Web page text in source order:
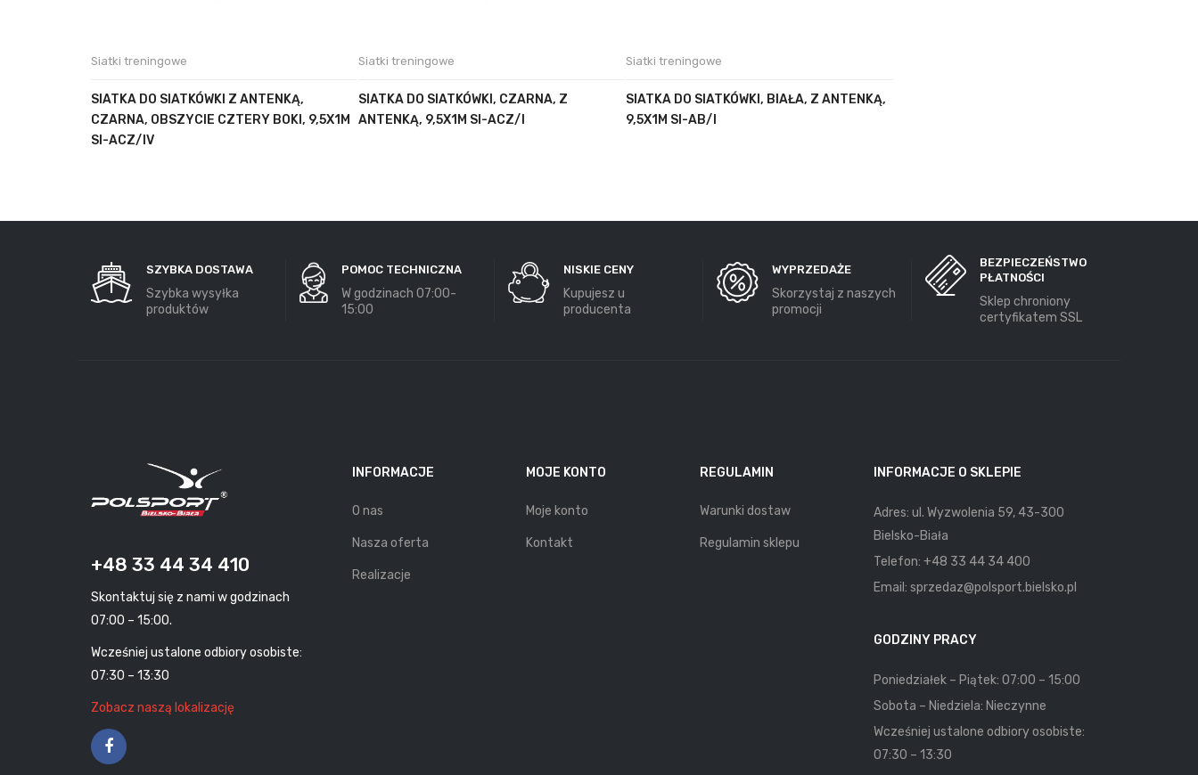
Siatki treningowe
SIATKA DO SIATKÓWKI Z ANTENKĄ,
CZARNA, OBSZYCIE CZTERY BOKI, 9,5X1M
SI-ACZ/IV
Siatki treningowe
SIATKA DO SIATKÓWKI, CZARNA, Z
ANTENKĄ, 9,5X1M SI-ACZ/I
Siatki treningowe
SIATKA DO SIATKÓWKI, BIAŁA, Z ANTENKĄ,
9,5X1M SI-AB/I
SZYBKA DOSTAWA
Szybka wysyłka
produktów
POMOC TECHNICZNA
W godzinach 07:00-
15:00
NISKIE CENY
Kupujesz u
producenta
WYPRZEDAŻE
Skorzystaj z naszych
promocji
BEZPIECZEŃSTWO
PŁATNOŚCI
Sklep chroniony
certyfikatem SSL
+48 33 44 34 410
Skontaktuj się z nami w godzinach
07:00 – 15:00.
Wcześniej ustalone odbiory osobiste:
07:30 – 13:30
Zobacz naszą lokalizację
INFORMACJE
O nas
Nasza oferta
Realizacje
MOJE KONTO
Moje konto
Kontakt
REGULAMIN
Warunki dostaw
Regulamin sklepu
INFORMACJE O SKLEPIE
Adres: ul. Wyzwolenia 59, 43-300
Bielsko-Biała
Telefon: +48 33 44 34 400
Email: sprzedaz@polsport.bielsko.pl
GODZINY PRACY
Poniedziałek – Piątek: 07:00 – 15:00
Sobota – Niedziela: Nieczynne
Wcześniej ustalone odbiory osobiste:
07:30 – 13:30